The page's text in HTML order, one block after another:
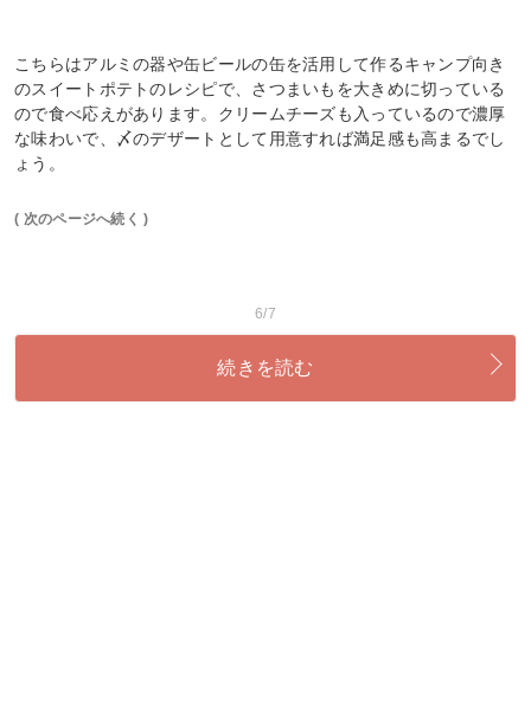
こちらはアルミの器や缶ビールの缶を活用して作るキャンプ向き
のスイートポテトのレシピで、さつまいもを大きめに切っている
ので食べ応えがあります。クリームチーズも入っているので濃厚
な味わいで、〆のデザートとして用意すれば満足感も高まるでし
ょう。
( 次のページへ続く )
6/7
続きを読む